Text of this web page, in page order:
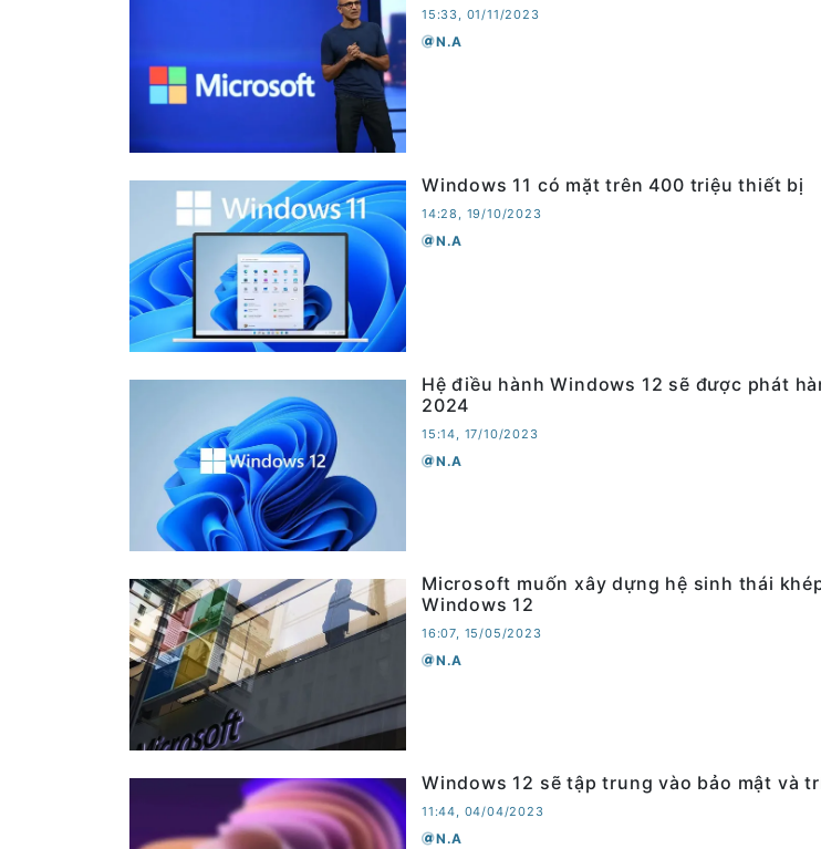
15:33, 01/11/2023
N.A
Windows 11 có mặt trên 400 triệu thiết bị
14:28, 19/10/2023
N.A
Hệ điều hành Windows 12 sẽ được phát
2024
15:14, 17/10/2023
N.A
Microsoft muốn xây dựng hệ sinh thái
Windows 12
16:07, 15/05/2023
N.A
Windows 12 sẽ tập trung vào bảo mật và
11:44, 04/04/2023
N.A